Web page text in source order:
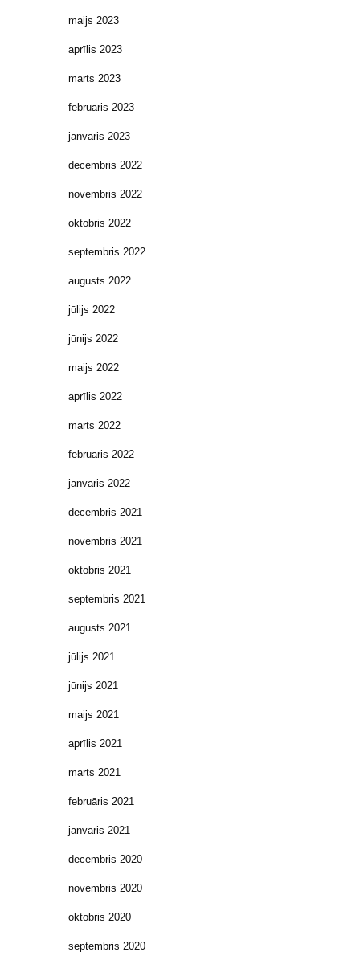
maijs 2023
aprīlis 2023
marts 2023
februāris 2023
janvāris 2023
decembris 2022
novembris 2022
oktobris 2022
septembris 2022
augusts 2022
jūlijs 2022
jūnijs 2022
maijs 2022
aprīlis 2022
marts 2022
februāris 2022
janvāris 2022
decembris 2021
novembris 2021
oktobris 2021
septembris 2021
augusts 2021
jūlijs 2021
jūnijs 2021
maijs 2021
aprīlis 2021
marts 2021
februāris 2021
janvāris 2021
decembris 2020
novembris 2020
oktobris 2020
septembris 2020